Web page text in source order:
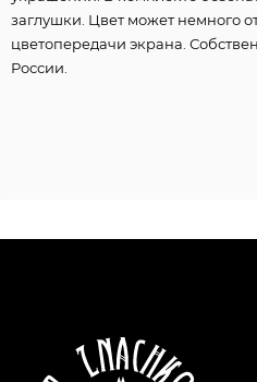
заглушки. Цвет может немного
цветопередачи экрана.
России.